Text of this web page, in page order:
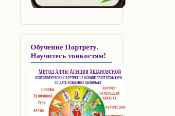
Обучение Портрету.
Научитесь тонкостям!